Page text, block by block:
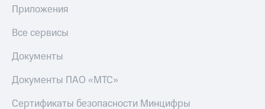
Приложения
Все сервисы
Документы
Документы ПАО «МТС»
Сертификаты безопасности Минцифры